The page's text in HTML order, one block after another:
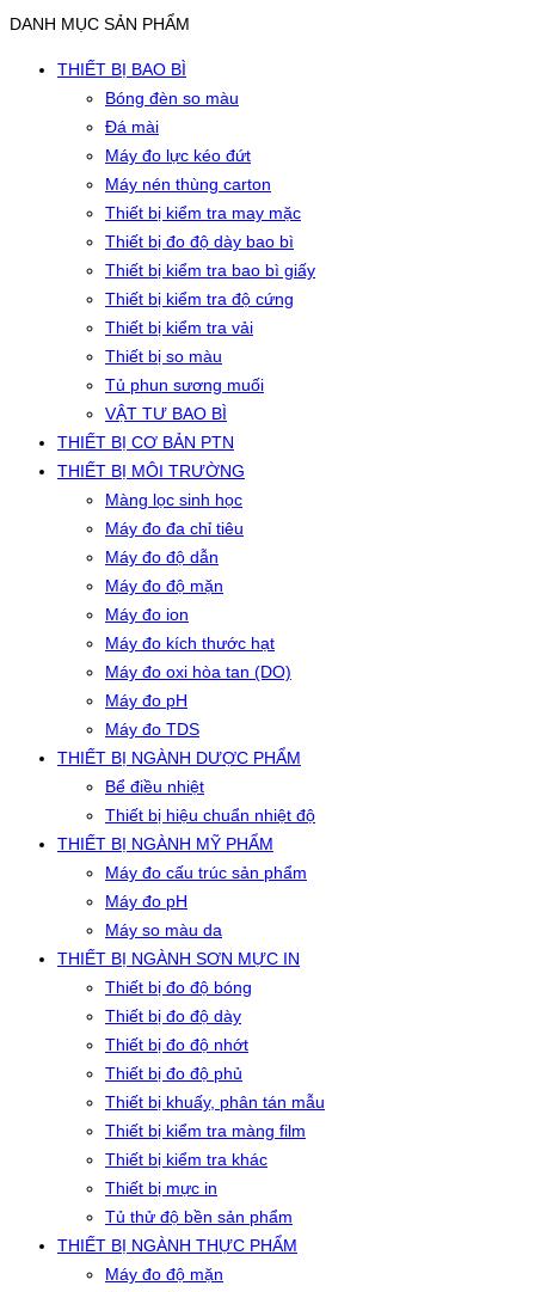
DANH MỤC SẢN PHẨM
THIẾT BỊ BAO BÌ
Bóng đèn so màu
Đá mài
Máy đo lực kéo đứt
Máy nén thùng carton
Thiết bị kiểm tra may mặc
Thiết bị đo độ dày bao bì
Thiết bị kiểm tra bao bì giấy
Thiết bị kiểm tra độ cứng
Thiết bị kiểm tra vải
Thiết bị so màu
Tủ phun sương muối
VẬT TƯ BAO BÌ
THIẾT BỊ CƠ BẢN PTN
THIẾT BỊ MÔI TRƯỜNG
Màng lọc sinh học
Máy đo đa chỉ tiêu
Máy đo độ dẫn
Máy đo độ mặn
Máy đo ion
Máy đo kích thước hạt
Máy đo oxi hòa tan (DO)
Máy đo pH
Máy đo TDS
THIẾT BỊ NGÀNH DƯỢC PHẨM
Bể điều nhiệt
Thiết bị hiệu chuẩn nhiệt độ
THIẾT BỊ NGÀNH MỸ PHẨM
Máy đo cấu trúc sản phẩm
Máy đo pH
Máy so màu da
THIẾT BỊ NGÀNH SƠN MỰC IN
Thiết bị đo độ bóng
Thiết bị đo độ dày
Thiết bị đo độ nhớt
Thiết bị đo độ phủ
Thiết bị khuấy, phân tán mẫu
Thiết bị kiểm tra màng film
Thiết bị kiểm tra khác
Thiết bị mực in
Tủ thử độ bền sản phẩm
THIẾT BỊ NGÀNH THỰC PHẨM
Máy đo độ mặn